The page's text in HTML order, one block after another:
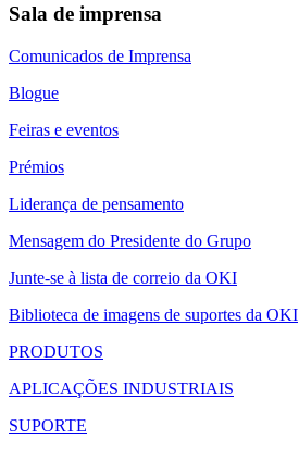
Sala de imprensa
Comunicados de Imprensa
Blogue
Feiras e eventos
Prémios
Liderança de pensamento
Mensagem do Presidente do Grupo
Junte-se à lista de correio da OKI
Biblioteca de imagens de suportes da OKI
PRODUTOS
APLICAÇÕES INDUSTRIAIS
SUPORTE